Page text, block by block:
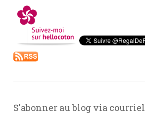
S'abonner au blog via courriel